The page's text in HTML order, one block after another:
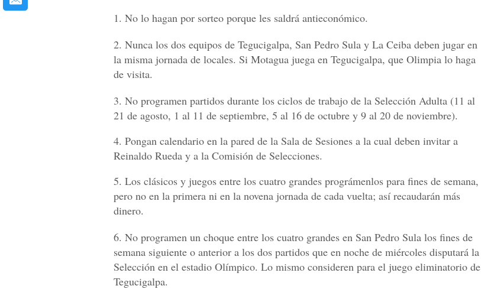
1. No lo hagan por sorteo porque les saldrá antieconómico.
2. Nunca los dos equipos de Tegucigalpa, San Pedro Sula y La Ceiba deben jugar en
la misma jornada de locales. Si Motagua juega en Tegucigalpa, que Olimpia lo haga
de visita.
3. No programen partidos durante los ciclos de trabajo de la Selección Adulta (11 al
21 de agosto, 1 al 11 de septiembre, 5 al 16 de octubre y 9 al 20 de noviembre).
4. Pongan calendario en la pared de la Sala de Sesiones a la cual deben invitar a
Reinaldo Rueda y a la Comisión de Selecciones.
5. Los clásicos y juegos entre los cuatro grandes prográmenlos para fines de semana,
pero no en la primera ni en la novena jornada de cada vuelta; así recaudarán más
dinero.
6. No programen un choque entre los cuatro grandes en San Pedro Sula los fines de
semana siguiente o anterior a los dos partidos que en noche de miércoles disputará la
Selección en el estadio Olímpico. Lo mismo consideren para el juego eliminatorio de
Tegucigalpa.